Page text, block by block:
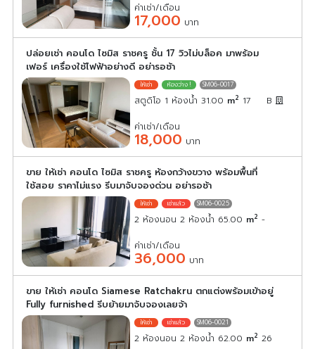
ค่าเช่า/เดือน
17,000 บาท
ปล่อยเช่า คอนโด ไซมิส ราชครู ชั้น 17 วิวไม่บล็อค มาพร้อม
เฟอร์ เครื่องใช้ไฟฟ้าอย่างดี อย่ารอช้า
SM06-0017
สตูดิโอ 1 ห้องน้ำ 31.00 m2 17 B
ค่าเช่า/เดือน
18,000 บาท
ขาย ให้เช่า คอนโด ไซมิส ราชครู ห้องกว้างขวาง พร้อมพื้นที่
ใช้สอย ราคาไม่แรง รีบมาจับจองด่วน อย่ารอช้า
SM06-0025
2 ห้องนอน 2 ห้องน้ำ 65.00 m2 -
ค่าเช่า/เดือน
36,000 บาท
ขาย ให้เช่า คอนโด Siamese Ratchakru ตกแต่งพร้อมเข้าอยู่
Fully furnished รีบย้ายมาจับจองเลยจ้า
SM06-0021
2 ห้องนอน 2 ห้องน้ำ 62.00 m2 26